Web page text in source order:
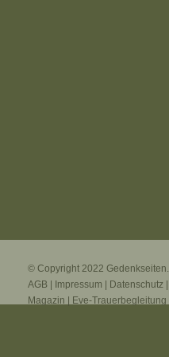
© Copyright 2022
AGB
Impressum Datenschutz
Magazin
Eve-Trauerbegleitung